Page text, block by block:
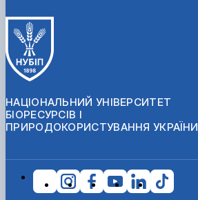
НАЦІОНАЛЬНИЙ УНІВЕРСИТЕТ
БІОРЕСУРСІВ І
ПРИРОДОКОРИСТУВАННЯ УКРАЇНИ